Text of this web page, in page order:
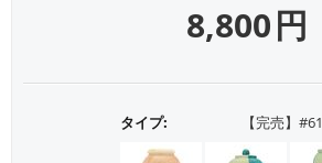
8,800円
タイプ: 【完売】#61